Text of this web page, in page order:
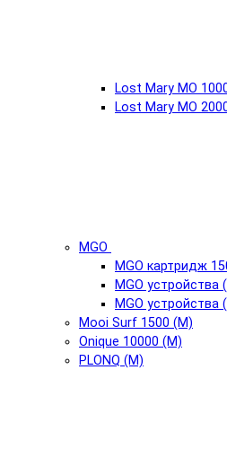
Lost Mary MO
Lost Mary MO
MGO
MGO картридж
MGO устройства
MGO устройства
Mooi Surf 1500 (М)
Onique 10000 (М)
PLONQ (М)